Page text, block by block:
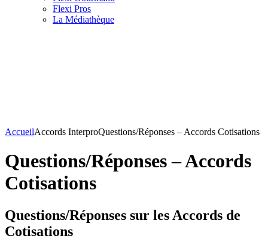
Flexi Pros
La Médiathèque
AccueilAccords InterproQuestions/Réponses – Accords Cotisations
Questions/Réponses – Accords
Cotisations
Questions/Réponses sur les Accords de
Cotisations